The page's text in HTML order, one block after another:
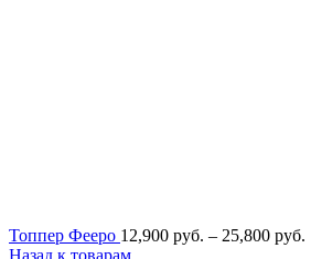
Топпер Фееро 12,900 руб. – 25,800 руб.
Назад к товарам